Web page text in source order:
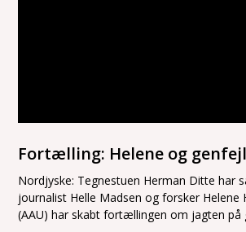
Fortælling: Helene og
Nordjyske: Tegnestuen Herman Ditte har
journalist Helle Madsen og forsker Helene
(AAU) har skabt fortællingen om jagten på